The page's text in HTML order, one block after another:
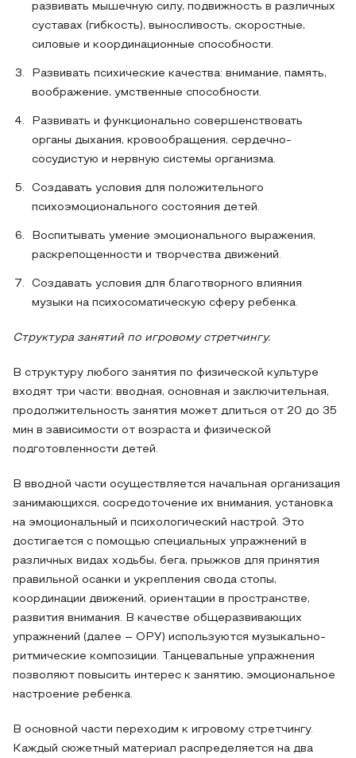
развивать мышечную силу, подвижность в различных
суставах (гибкость), выносливость, скоростные,
силовые и координационные способности.
Развивать психические качества: внимание, память,
воображение, умственные способности.
Развивать и функционально совершенствовать
органы дыхания, кровообращения, сердечно-
сосудистую и нервную системы организма.
Создавать условия для положительного
психоэмоционального состояния детей.
Воспитывать умение эмоционального выражения,
раскрепощенности и творчества движений.
Создавать условия для благотворного влияния
музыки на психосоматическую сферу ребенка.
Структура занятий по игровому стретчингу.
В структуру любого занятия по физической культуре
входят три части: вводная, основная и заключительная,
продолжительность занятия может длиться от 20 до 35
мин в зависимости от возраста и физической
подготовленности детей.
В вводной части осуществляется начальная организация
занимающихся, сосредоточение их внимания, установка
на эмоциональный и психологический настрой. Это
достигается с помощью специальных упражнений в
различных видах ходьбы, бега, прыжков для принятия
правильной осанки и укрепления свода стопы,
координации движений, ориентации в пространстве,
развития внимания. В качестве общеразвивающих
упражнений (далее – ОРУ) используются музыкально-
ритмические композиции. Танцевальные упражнения
позволяют повысить интерес к занятию, эмоциональное
настроение ребенка.
В основной части переходим к игровому стретчингу.
Каждый сюжетный материал распределяется на два